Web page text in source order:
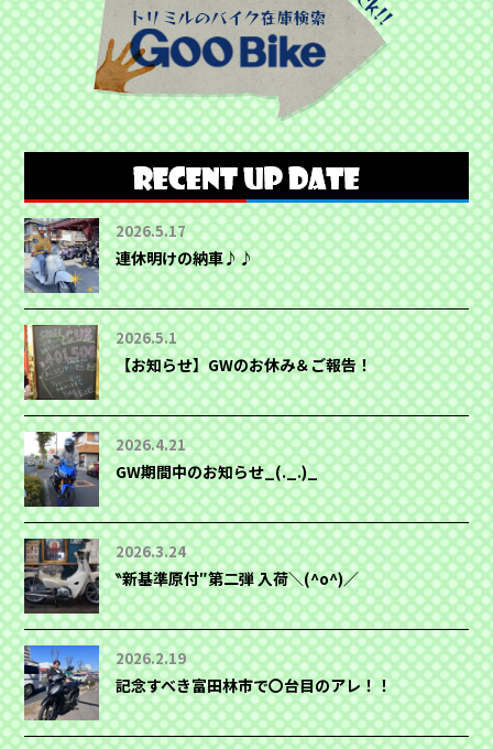
2026.5.17
連休明けの納車♪♪
2026.5.1
【お知らせ】GWのお休み＆ご報告！
2026.4.21
GW期間中のお知らせ_(._.)_
2026.3.24
‶新基準原付″第二弾 入荷＼(^o^)／
2026.2.19
記念すべき富田林市で〇台目のアレ！！